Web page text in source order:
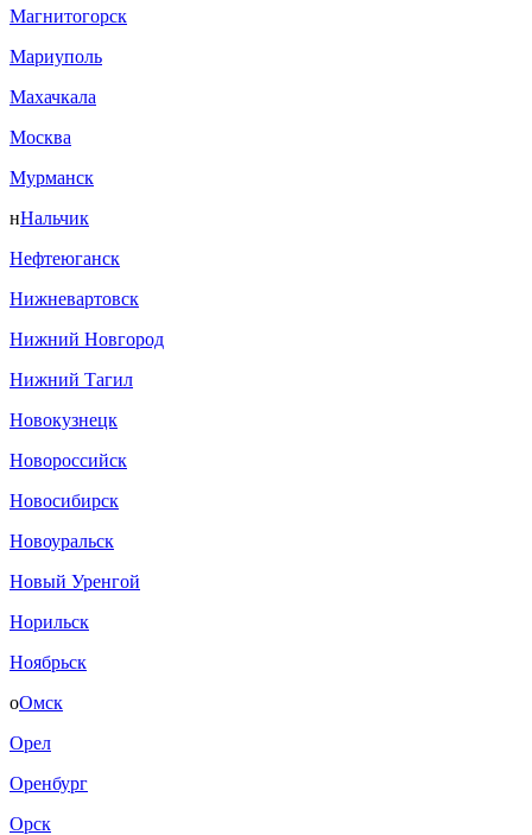
Магнитогорск
Мариуполь
Махачкала
Москва
Мурманск
нНальчик
Нефтеюганск
Нижневартовск
Нижний Новгород
Нижний Тагил
Новокузнецк
Новороссийск
Новосибирск
Новоуральск
Новый Уренгой
Норильск
Ноябрьск
оОмск
Орел
Оренбург
Орск